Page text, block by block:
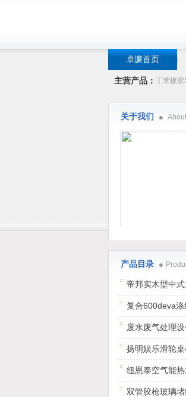
卓濂首页
主营产品： 丁苯橡
关于我们
设计和专业化服务
目标;创新行业技术
骨干，从分析用户
量保证、技术培训
的全线服务。
产品目录
帝邦实木型中
复合600deva
废水废气处理设
扬明娱乐滑轮
纽恩泰空气能
双管胶枪玻璃